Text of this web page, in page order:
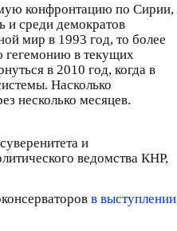
конфронтацию по Сирии,
и среди демократов
мир в 1993 год, то более
гегемонию в текущих
в 2010 год, когда в
Насколько
несколько месяцев.
и
ведомства КНР,
в выступлении